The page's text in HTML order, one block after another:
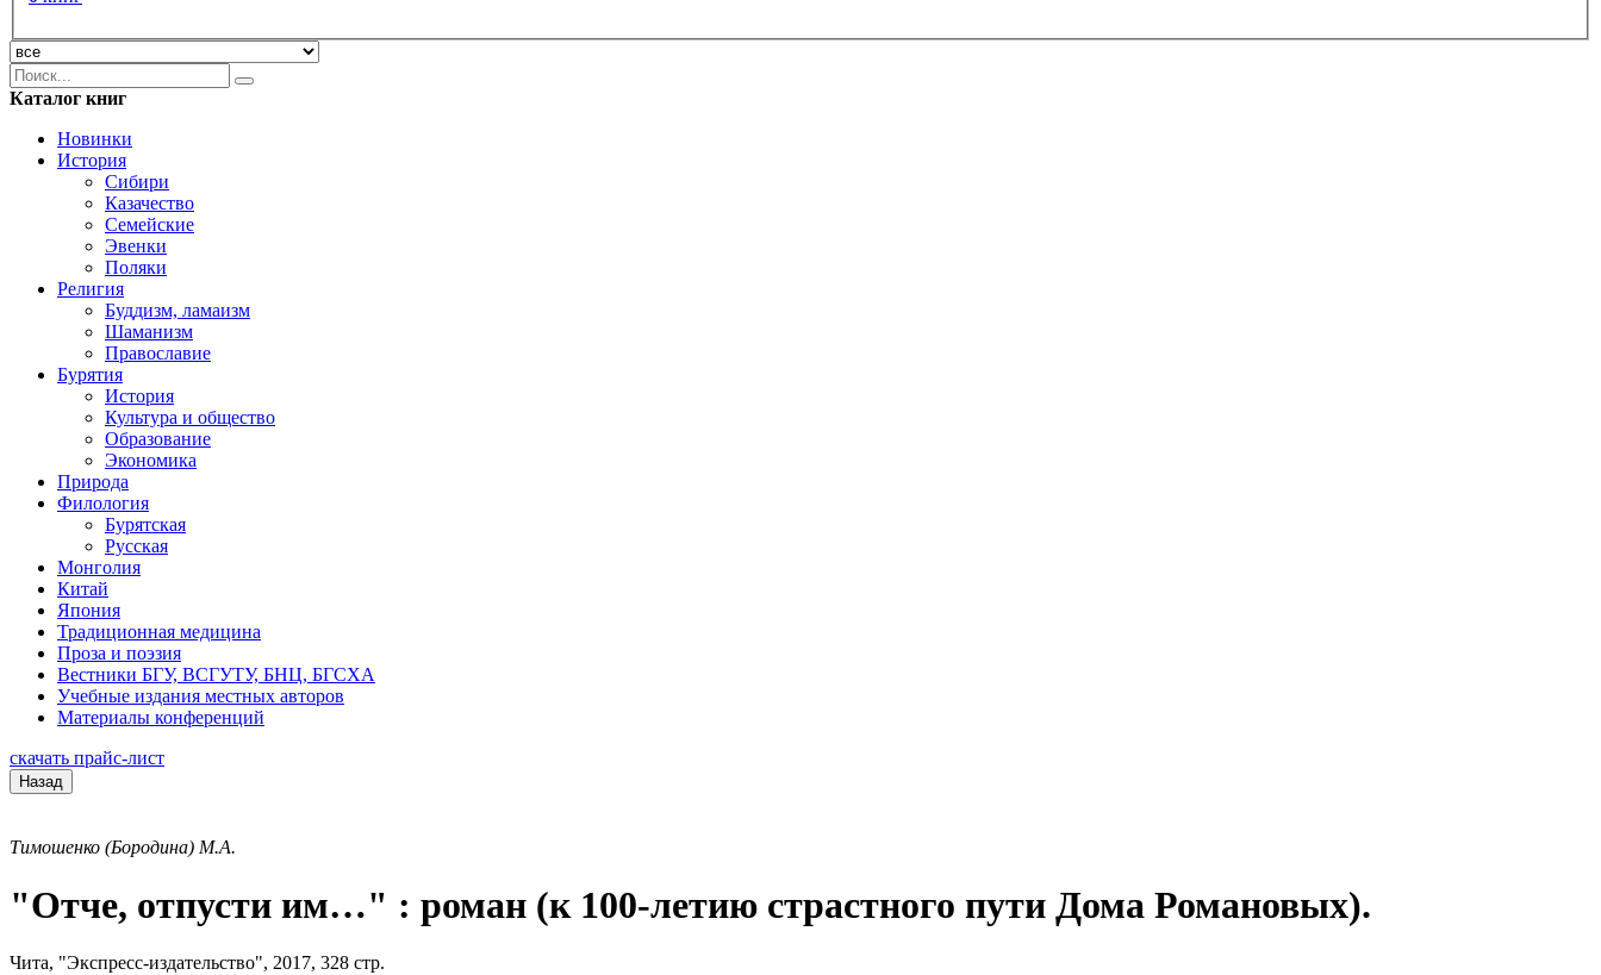
Каталог книг
Новинки
История
Сибири
Казачество
Семейские
Эвенки
Поляки
Религия
Буддизм, ламаизм
Шаманизм
Православие
Бурятия
История
Культура и общество
Образование
Экономика
Природа
Филология
Бурятская
Русская
Монголия
Китай
Япония
Традиционная медицина
Проза и поэзия
Вестники БГУ, ВСГУТУ, БНЦ, БГСХА
Учебные издания местных авторов
Материалы конференций
скачать прайс-лист
Назад
Тимошенко (Бородина) М.А.
"Отче, отпусти им…" : роман (к 100-летию страстного пути Дома Романовых).
Чита, "Экспресс-издательство", 2017, 328 стр.